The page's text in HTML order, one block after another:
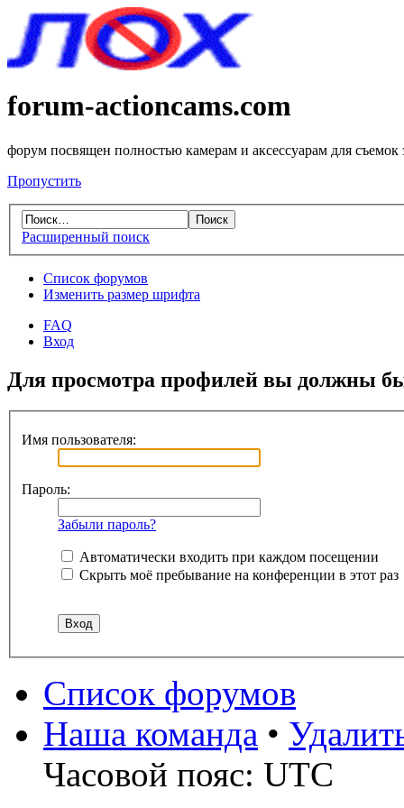
forum-actioncams.com
форум посвящен полностью камерам и аксессуарам для съемок
Пропустить
Расширенный поиск
Список форумов
Изменить размер шрифта
FAQ
Вход
Для просмотра профилей вы должны
Имя пользователя:
Пароль:
Забыли пароль?
Автоматически входить при каждом посещении
Скрыть моё пребывание на конференции в этот раз
Список форумов
Наша команда •
Часовой пояс: UTC